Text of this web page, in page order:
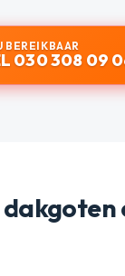
BEREIKBAAR
030 308 09